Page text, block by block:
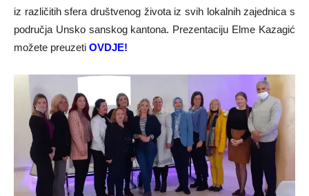
iz različitih sfera društvenog života iz svih lokalnih zajednica s
područja Unsko sanskog kantona. Prezentaciju Elme Kazagić
možete preuzeti OVDJE!